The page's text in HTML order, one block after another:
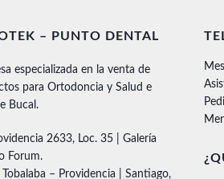
– PUNTO DENTAL
especializada en la venta de
para Ortodoncia y Salud e
Bucal.
2633, Loc. 35 | Galería
Forum.
– Providencia | Santiago,